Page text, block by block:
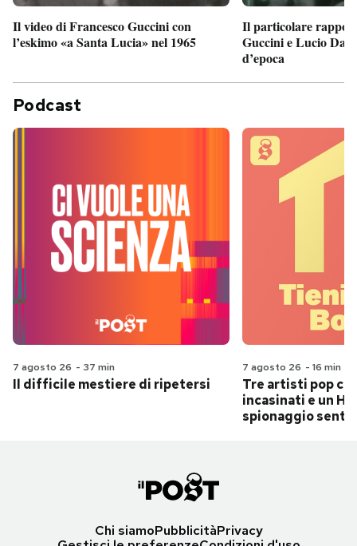
Il video di Francesco Guccini con
l’eskimo «a Santa Lucia» nel 1965
Il particolare
Guccini e Lucio
d’epoca
Podcast
7 agosto 26 - 37 min
Il difficile mestiere di ripetersi
7 agosto 26 - 16 min
Tre artisti pop
incasinati e un
spionaggio
Chi siamoPubblicitàPrivacy